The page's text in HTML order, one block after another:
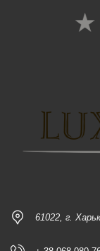
61022, г.